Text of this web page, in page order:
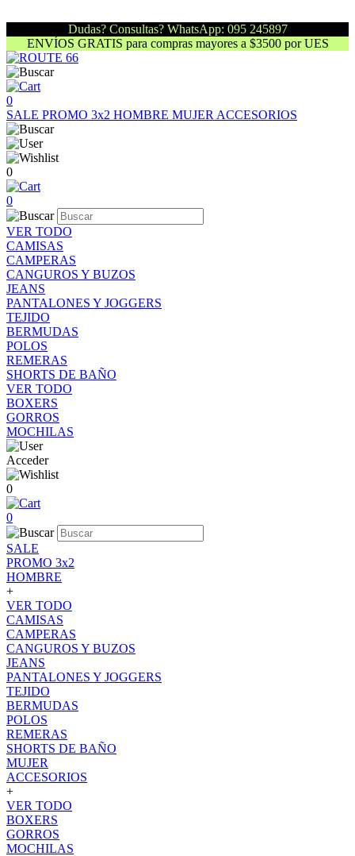
Dudas? Consultas? WhatsApp: 095 245897
ENVÍOS GRATIS para compras mayores a $3500 por UES
0
SALE PROMO 3x2 HOMBRE MUJER ACCESORIOS
0
0
VER TODO
CAMISAS
CAMPERAS
CANGUROS Y BUZOS
JEANS
PANTALONES Y JOGGERS
TEJIDO
BERMUDAS
POLOS
REMERAS
SHORTS DE BAÑO
VER TODO
BOXERS
GORROS
MOCHILAS
Acceder
0
0
SALE
PROMO 3x2
HOMBRE
+
VER TODO
CAMISAS
CAMPERAS
CANGUROS Y BUZOS
JEANS
PANTALONES Y JOGGERS
TEJIDO
BERMUDAS
POLOS
REMERAS
SHORTS DE BAÑO
MUJER
ACCESORIOS
+
VER TODO
BOXERS
GORROS
MOCHILAS